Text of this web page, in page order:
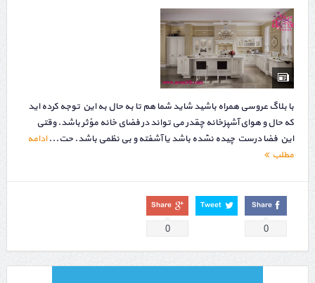
با بلاگ عروسی همراه باشید شاید شما هم تا به حال به این توجه کرده اید
که حال و هوای آشپزخانه چقدر می تواند در فضای خانه مؤثر باشد. وقتی
این فضا درست چیده نشده باشد یا آشفته و بی نظمی باشد. حت...ادامه
مطلب
Share
0
Tweet
Share
0